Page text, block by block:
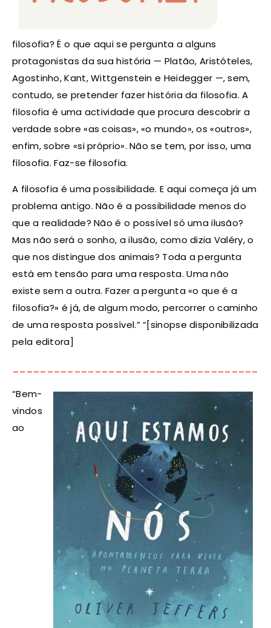
filosofia? É o que aqui se pergunta a alguns
protagonistas da sua história — Platão, Aristóteles,
Agostinho, Kant, Wittgenstein e Heidegger —, sem,
contudo, se pretender fazer história da filosofia. A
filosofia é uma actividade que procura descobrir a
verdade sobre «as coisas», «o mundo», os «outros»,
enfim, sobre «si próprio». Não se tem, por isso, uma
filosofia. Faz-se filosofia.
A filosofia é uma possibilidade. E aqui começa já um
problema antigo. Não é a possibilidade menos do
que a realidade? Não é o possível só uma ilusão?
Mas não será o sonho, a ilusão, como dizia Valéry, o
que nos distingue dos animais? Toda a pergunta
está em tensão para uma resposta. Uma não
existe sem a outra. Fazer a pergunta «o que é a
filosofia?» é já, de algum modo, percorrer o caminho
de uma resposta possível.”“[sinopse disponibilizada
pela editora]
“Bem-
vindos
ao